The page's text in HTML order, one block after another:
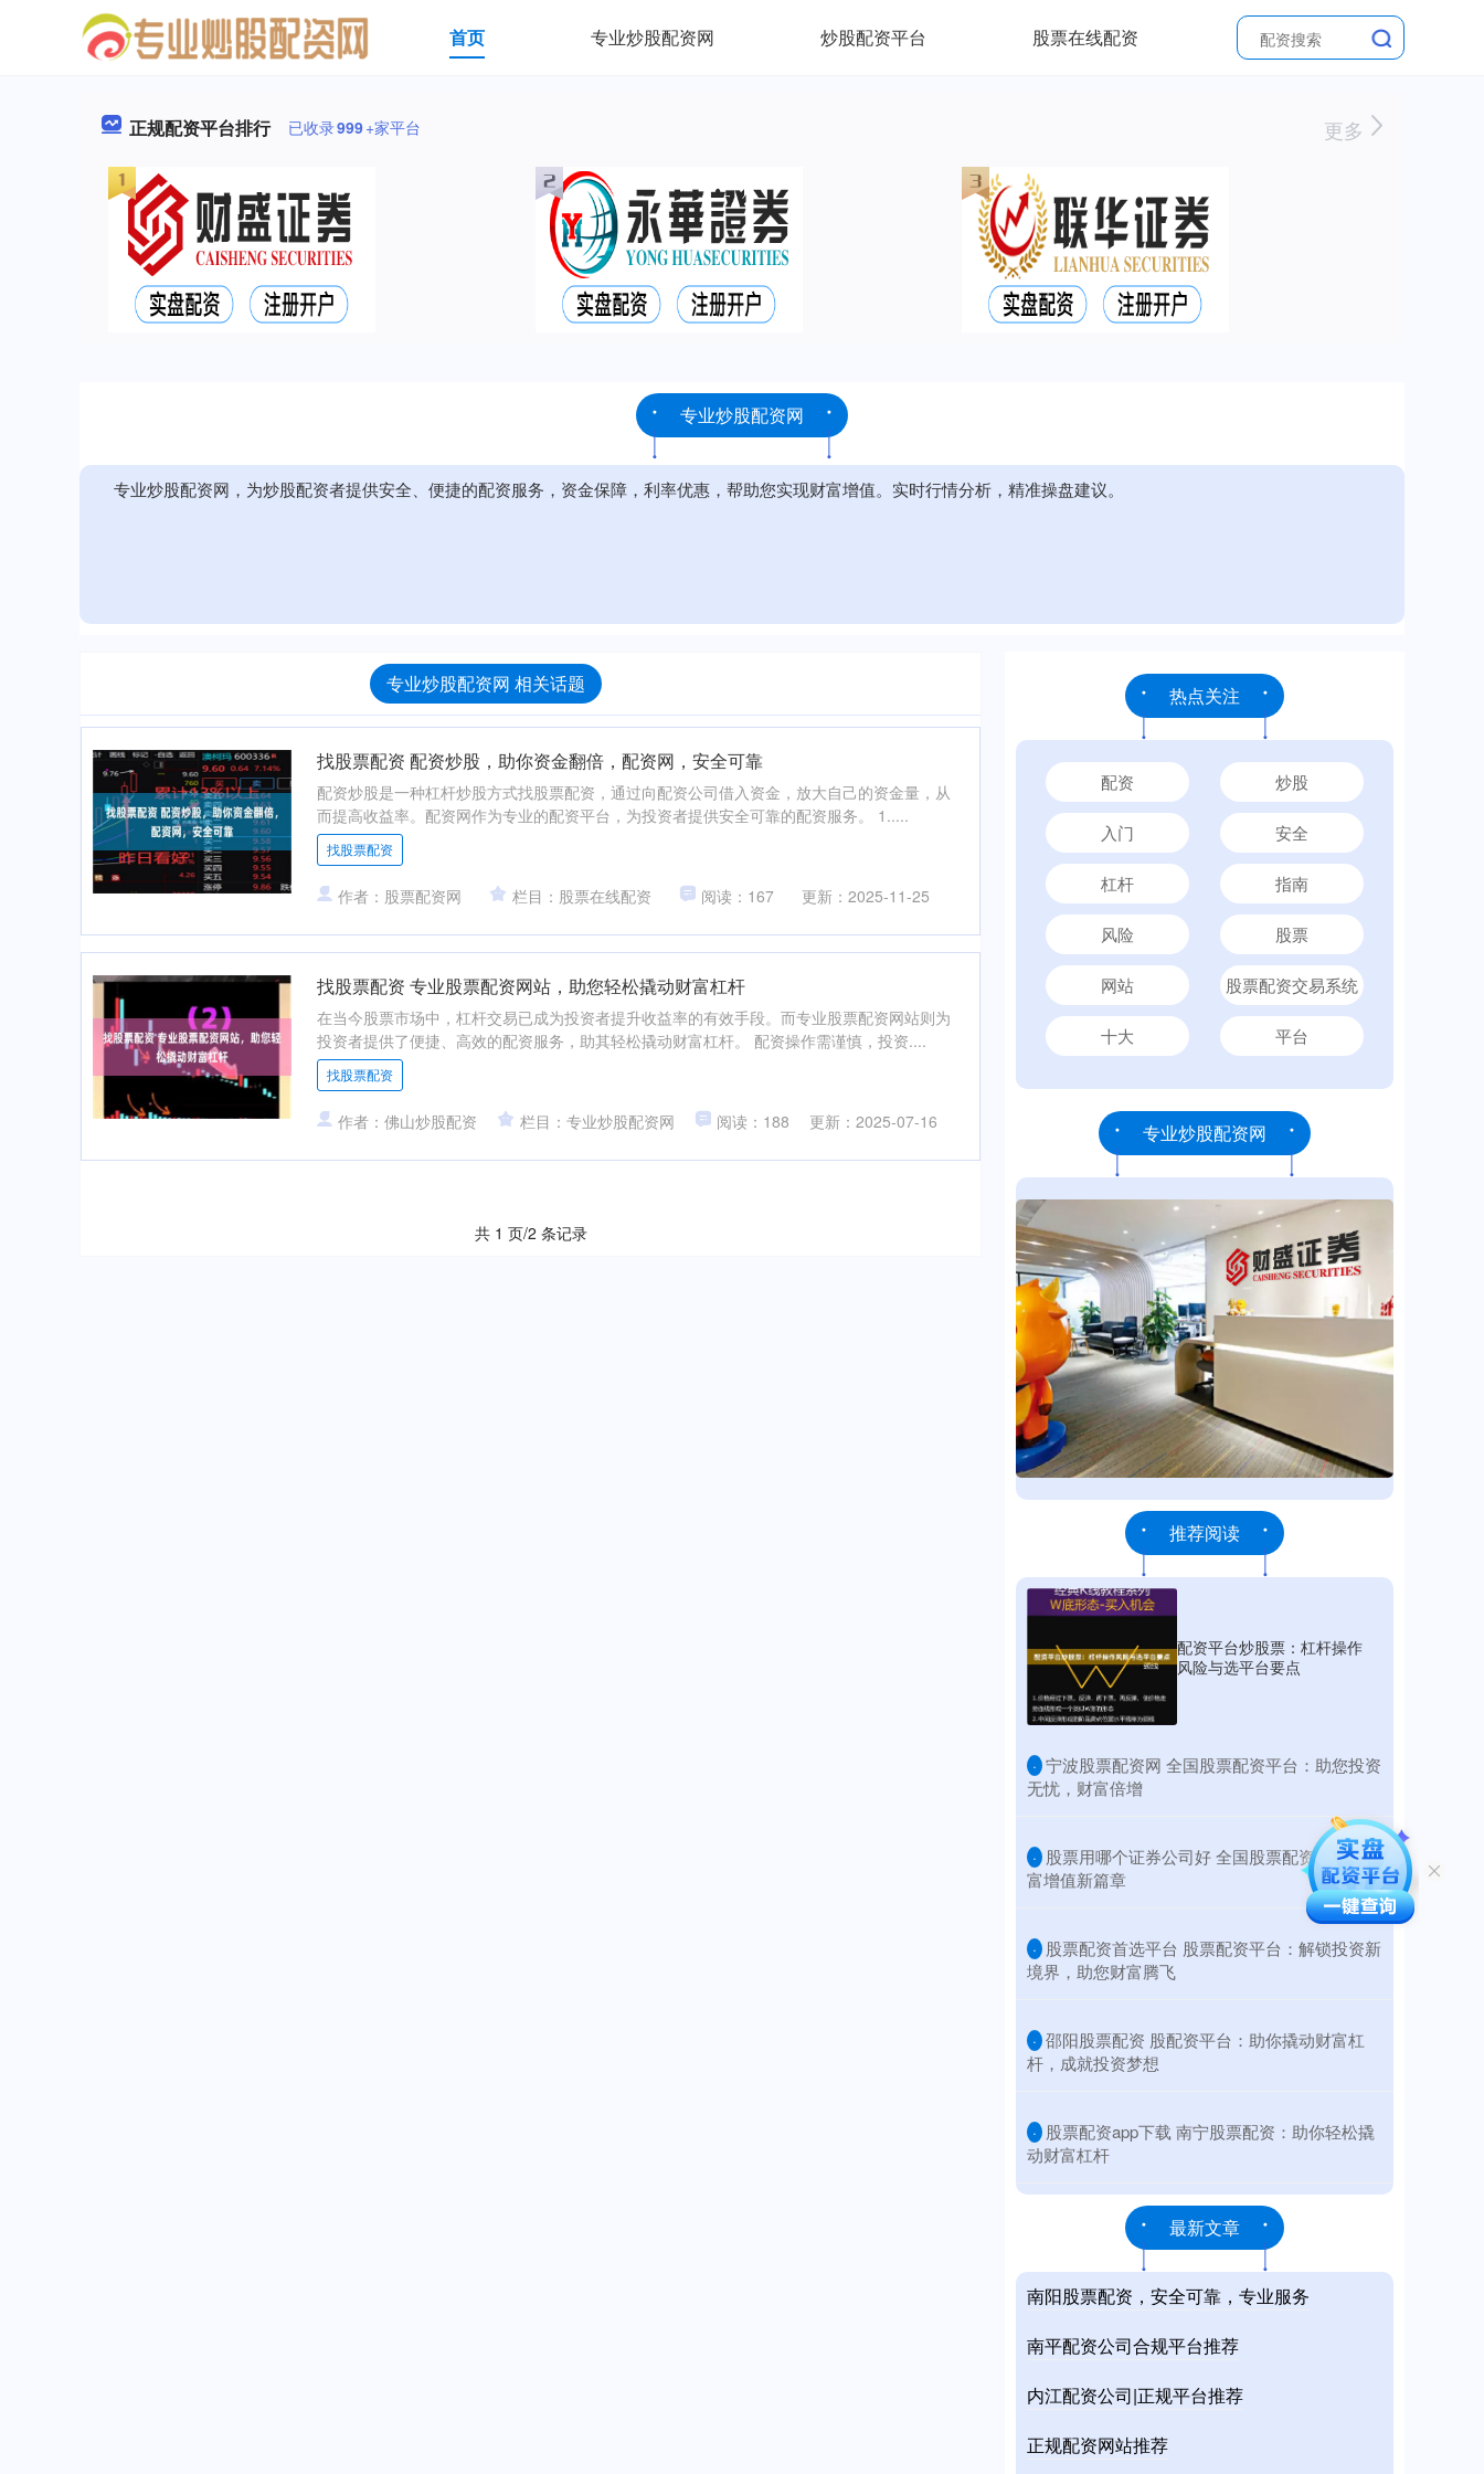
首页 专业炒股配资网 炒股配资平台 股票在线配资
正规配资平台排行 已收录999+家平台 更多
专业炒股配资网
专业炒股配资网，为炒股配资者提供安全、便捷的配资服务，资金保障，利率优惠，帮助您实现财富增值。实时行情分析，精准操盘建议。
专业炒股配资网 相关话题
找股票配资 配资炒股，助你资金翻倍，配资网，安全可靠
配资炒股是一种杠杆炒股方式找股票配资，通过向配资公司借入资金，放大自己的资金量，从
而提高收益率。配资网作为专业的配资平台，为投资者提供安全可靠的配资服务。 1.....
找股票配资
作者：股票配资网 栏目：股票在线配资 阅读：167 更新：2025-11-25
找股票配资 专业股票配资网站，助您轻松撬动财富杠杆
在当今股票市场中，杠杆交易已成为投资者提升收益率的有效手段。而专业股票配资网站则为
投资者提供了便捷、高效的配资服务，助其轻松撬动财富杠杆。 配资操作需谨慎，投资....
找股票配资
作者：佛山炒股配资 栏目：专业炒股配资网 阅读：188 更新：2025-07-16
共 1 页/2 条记录
热点关注
配资 炒股
入门 安全
杠杆 指南
风险 股票
网站 股票配资交易系统
十大 平台
专业炒股配资网
推荐阅读
配资平台炒股票：杠杆操作
风险与选平台要点
· ​宁波股票配资网 全国股票配资平台：助您投资
无忧，财富倍增
· ​股票用哪个证券公司好 全国股票配资：开启财
富增值新篇章
· ​股票配资首选平台 股票配资平台：解锁投资新
境界，助您财富腾飞
· ​邵阳股票配资 股配资平台：助你撬动财富杠
杆，成就投资梦想
· ​股票配资app下载 南宁股票配资：助你轻松撬
动财富杠杆
最新文章
南阳股票配资，安全可靠，专业服务
南平配资公司合规平台推荐
内江配资公司|正规平台推荐
正规配资网站推荐